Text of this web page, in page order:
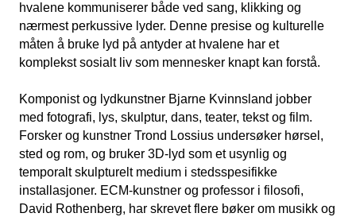
hvalene kommuniserer både ved sang, klikking og
nærmest perkussive lyder. Denne presise og kulturelle
måten å bruke lyd på antyder at hvalene har et
komplekst sosialt liv som mennesker knapt kan forstå.
Komponist og lydkunstner Bjarne Kvinnsland jobber
med fotografi, lys, skulptur, dans, teater, tekst og film.
Forsker og kunstner Trond Lossius undersøker hørsel,
sted og rom, og bruker 3D-lyd som et usynlig og
temporalt skulpturelt medium i stedsspesifikke
installasjoner. ECM-kunstner og professor i filosofi,
David Rothenberg, har skrevet flere bøker om musikk og